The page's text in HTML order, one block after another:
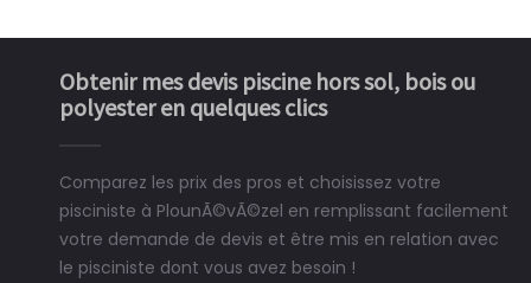
Obtenir mes devis piscine hors sol, bois ou
polyester en quelques clics
Comparez les prix des pros et choisissez votre
pisciniste à PlounÃ©vÃ©zel en remplissant facilement
votre demande de devis et être mis en relation avec
le pisciniste dont vous avez besoin !